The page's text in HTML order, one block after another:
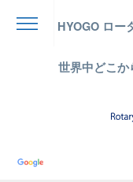
HYOGO ロー
世界中どこか